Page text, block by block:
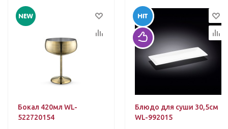
Бокал 420мл WL-
522720154
Блюдо для суши 30,5см
WL-992015